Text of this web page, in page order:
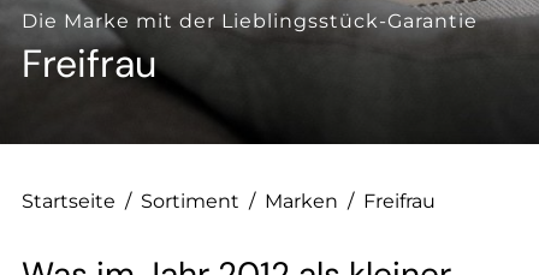
Die Marke mit der Lieblingsstück-Garantie
Freifrau
Startseite / Sortiment / Marken / Freifrau